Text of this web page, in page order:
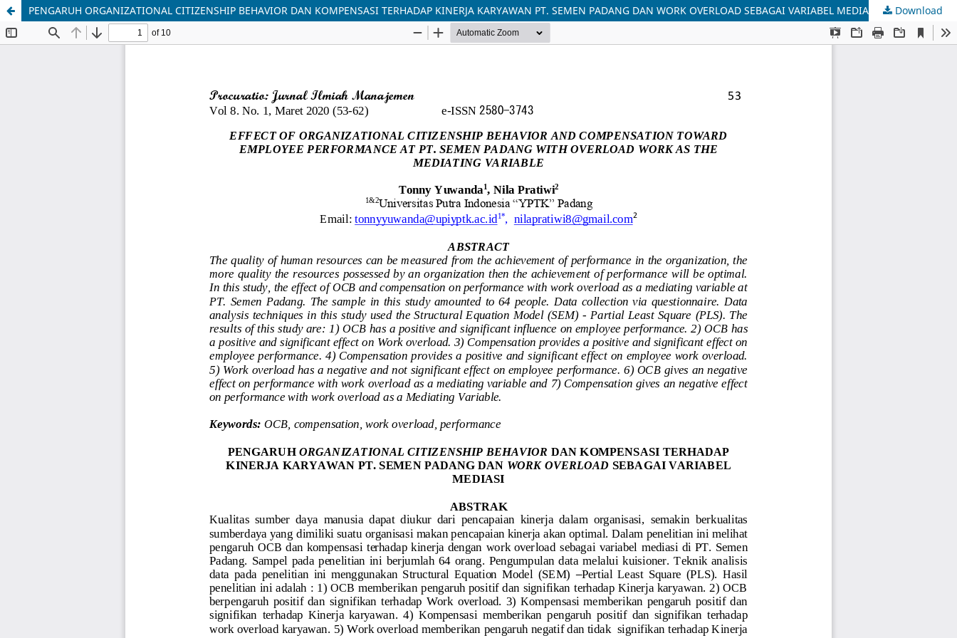
PENGARUH ORGANIZATIONAL CITIZENSHIP BEHAVIOR DAN KOMPENSASI TERHADAP KINERJA KARYAWAN PT. SEMEN PADANG DAN WORK OVERLOAD SEBAGAI VARIABEL MEDIASI Download